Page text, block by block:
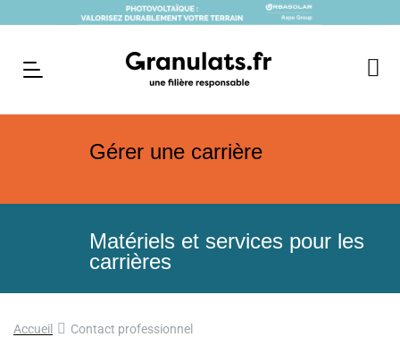
Gérer une carrière
Matériels et services pour les
carrières
Accueil Contact professionnel